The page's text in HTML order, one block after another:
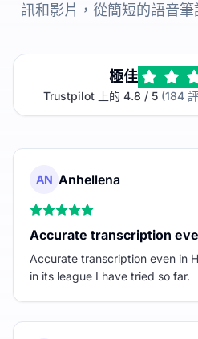
訊和影片，從簡短的語音筆
極佳
Trustpilot 上的 4.8 / 5(184
AN Anhellena
Accurate transcription
Accurate transcription even in
in its league I have tried so far.